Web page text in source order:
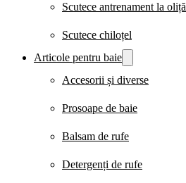
Scutece antrenament la oliță
Scutece chiloțel
Articole pentru baie
Accesorii și diverse
Prosoape de baie
Balsam de rufe
Detergenți de rufe